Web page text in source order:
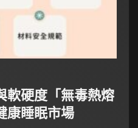
軟硬度「無毒熱熔
康睡眠市場